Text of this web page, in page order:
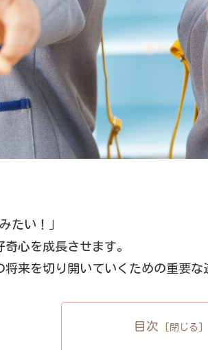
たい！」
心を成長させます。
来を切り開いていくための重要
目次